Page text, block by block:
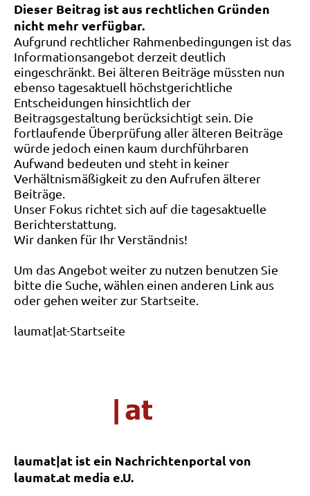
Dieser Beitrag ist aus rechtlichen Gründen
nicht mehr verfügbar.
Aufgrund rechtlicher Rahmenbedingungen ist das
Informationsangebot derzeit deutlich
eingeschränkt. Bei älteren Beiträge müssten nun
ebenso tagesaktuell höchstgerichtliche
Entscheidungen hinsichtlich der
Beitragsgestaltung berücksichtigt sein. Die
fortlaufende Überprüfung aller älteren Beiträge
würde jedoch einen kaum durchführbaren
Aufwand bedeuten und steht in keiner
Verhältnismäßigkeit zu den Aufrufen älterer
Beiträge.
Unser Fokus richtet sich auf die tagesaktuelle
Berichterstattung.
Wir danken für Ihr Verständnis!
Um das Angebot weiter zu nutzen benutzen Sie
bitte die Suche, wählen einen anderen Link aus
oder gehen weiter zur Startseite.
laumat|at-Startseite
laumat|at ist ein Nachrichtenportal von
laumat.at media e.U.